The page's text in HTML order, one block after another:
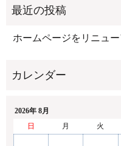
ホームページをリニュー
2026年 8月
日
月 火